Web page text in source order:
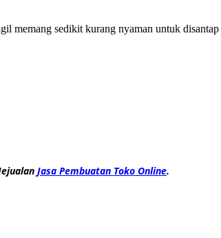
memang sedikit kurang nyaman untuk disantap
Jasa Pembuatan Toko Online.